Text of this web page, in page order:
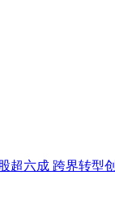
超六成 跨界转型